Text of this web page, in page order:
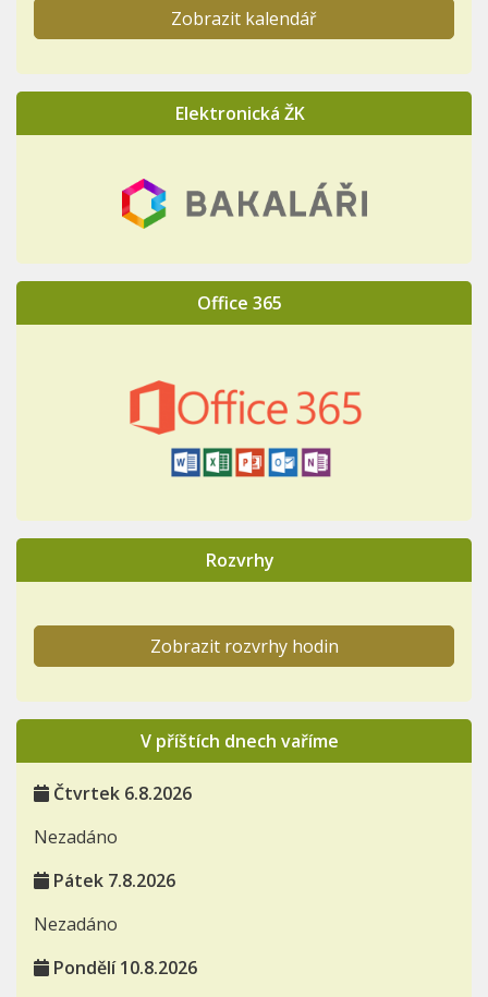
Zobrazit kalendář
Elektronická ŽK
Office 365
Rozvrhy
Zobrazit rozvrhy hodin
V příštích dnech vaříme
Čtvrtek 6.8.2026
Nezadáno
Pátek 7.8.2026
Nezadáno
Pondělí 10.8.2026